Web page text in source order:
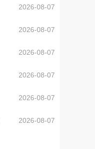
2026-08-07
2026-08-07
2026-08-07
2026-08-07
2026-08-07
2026-08-07